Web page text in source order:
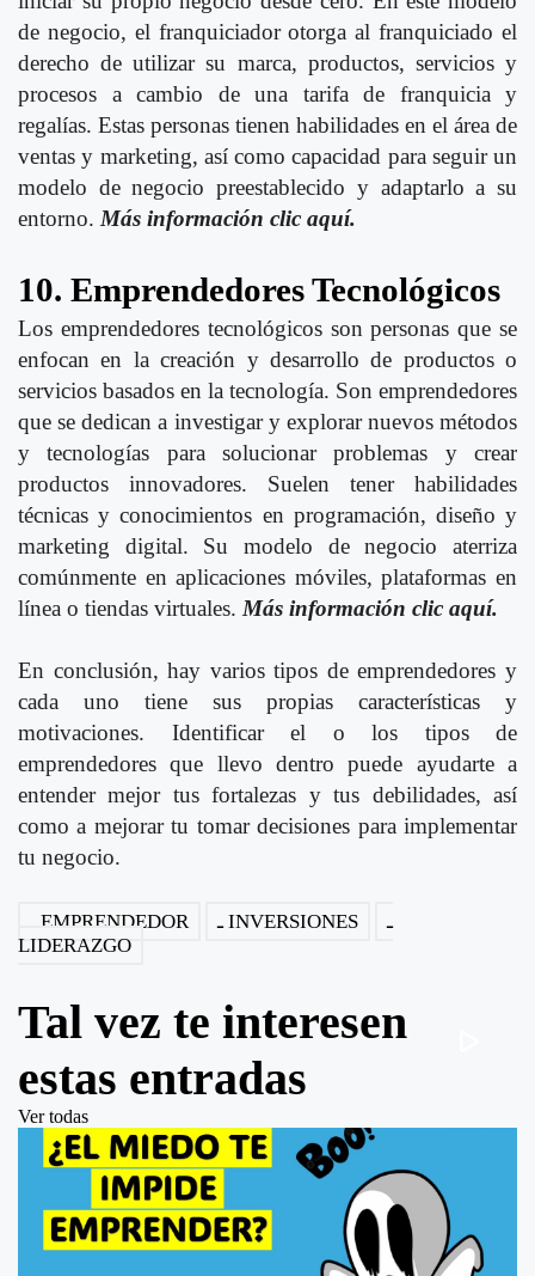
de negocio, el franquiciador otorga al franquiciado el
derecho de utilizar su marca, productos, servicios y
procesos a cambio de una tarifa de franquicia y
regalías. Estas personas tienen habilidades en el área de
ventas y marketing, así como capacidad para seguir un
modelo de negocio preestablecido y adaptarlo a su
entorno. Más información clic aquí.
10. Emprendedores Tecnológicos
Los emprendedores tecnológicos son personas que se
enfocan en la creación y desarrollo de productos o
servicios basados en la tecnología. Son emprendedores
que se dedican a investigar y explorar nuevos métodos
y tecnologías para solucionar problemas y crear
productos innovadores. Suelen tener habilidades
técnicas y conocimientos en programación, diseño y
marketing digital. Su modelo de negocio aterriza
comúnmente en aplicaciones móviles, plataformas en
línea o tiendas virtuales. Más información clic aquí.
En conclusión, hay varios tipos de emprendedores y
cada uno tiene sus propias características y
motivaciones. Identificar el o los tipos de
emprendedores que llevo dentro puede ayudarte a
entender mejor tus fortalezas y tus debilidades, así
como a mejorar tu tomar decisiones para implementar
tu negocio.
EMPRENDEDOR
INVERSIONES
LIDERAZGO
Tal vez te interesen
estas entradas
Ver todas